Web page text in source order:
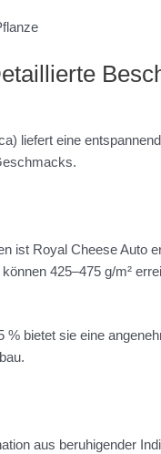
liefert eine
ist Royal Cheese Auto
425–475 g/m²
bietet sie eine
aus beruhigender